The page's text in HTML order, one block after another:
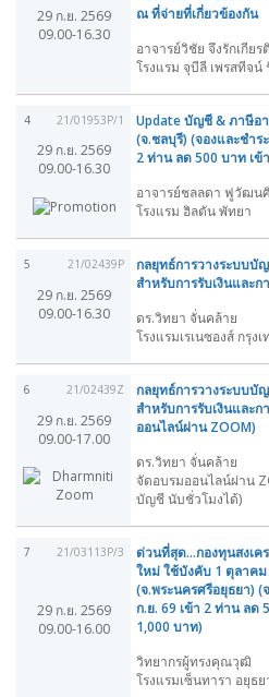
29 ก.ย. 2569
09.00-16.30
ณ ที่จ่ายที่เกี่ยวข้องกัน
อาจารย์วิชัย จึงรักเกียรติ
โรงแรม จุบีลี เพรสทีจน์
4 21/01953P/1
29 ก.ย. 2569
09.00-16.30
Update บัญชี & ภาษีอ
(จ.ชลบุรี) (จองและชำร
2 ท่าน ลด 500 บาท เข้
อาจารย์ชลลดา ฟูวัฒน
โรงแรม ฮิลตัน พัทยา
5 21/02439P
29 ก.ย. 2569
09.00-16.30
กลยุทธ์การวางระบบบั
สำหรับการรับเงินและก
ดร.วิทยา จั่นคล้าย
โรงแรมเรเนซองส์ กรุงเ
6 21/02439Z
29 ก.ย. 2569
09.00-17.00
กลยุทธ์การวางระบบบั
สำหรับการรับเงินและก
ออนไลน์ผ่าน ZOOM)
ดร.วิทยา จั่นคล้าย
จัดอบรมออนไลน์ผ่าน
บัญชี นับชั่วโมงได้)
7 21/03113P/3
29 ก.ย. 2569
09.00-16.00
ด่วนที่สุด...กองทุนสงเ
ใหม่ ใช้บังคับ 1 ตุลาคม
(จ.พระนครศรีอยุธยา) (
ก.ย. 69 เข้า 2 ท่าน ลด
1,000 บาท)
วิทยากรผู้ทรงคุณวุฒิ
โรงแรมเซ็นทารา อยุธย